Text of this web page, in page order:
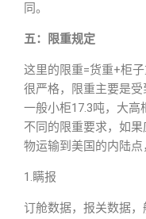
同。
五：限重规定
这里的限重=货重+柜
很严格，限重主要是受
一般小柜17.3吨，大高
不同的限重要求，如
物运输到美国的内陆点
1.瞒报
订舱数据，报关数据